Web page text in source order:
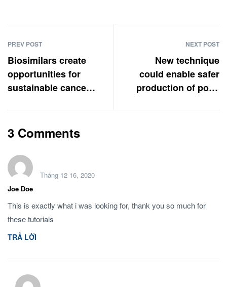
PREV POST
Biosimilars create
opportunities for
sustainable cancer
NEXT POST
New technique
could enable safer
production of polio
3 Comments
Joe Doe
Tháng 12 16, 2020
This is exactly what i was looking for, thank you so much for
these tutorials
TRẢ LỜI